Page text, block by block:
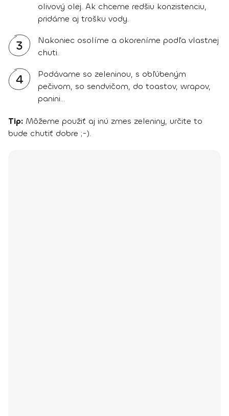
olivový olej. Ak chceme redšiu konzistenciu,
pridáme aj trošku vody.
3
Nakoniec osolíme a okoreníme podľa vlastnej
chuti.
4
Podávame so zeleninou, s obľúbeným
pečivom, so sendvičom, do toastov, wrapov,
panini...
Tip: Môžeme použiť aj inú zmes zeleniny, určite to
bude chutiť dobre ;-).